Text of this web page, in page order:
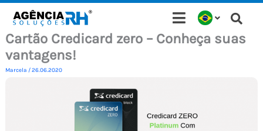
para
conteúdo
Cartão Credicard zero – Conheça suas
vantagens!
Marcela /26.06.2020